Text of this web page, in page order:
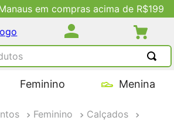
em compras acima de R$199
Feminino Menina
Feminino
Calçados